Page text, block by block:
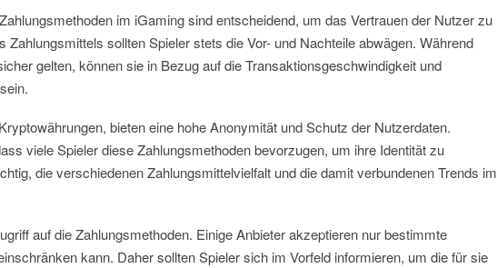
im iGaming sind entscheidend, um das Vertrauen der Nutzer zu
Zahlungsmittels sollten Spieler stets die Vor- und Nachteile abwägen. Während
gelten, können sie in Bezug auf die Transaktionsgeschwindigkeit und
bieten eine hohe Anonymität und Schutz der Nutzerdaten.
viele Spieler diese Zahlungsmethoden bevorzugen, um ihre Identität zu
die verschiedenen Zahlungsmittelvielfalt und die damit verbundenen Trends im
auf die Zahlungsmethoden. Einige Anbieter akzeptieren nur bestimmte
kann. Daher sollten Spieler sich im Vorfeld informieren, um die für sie